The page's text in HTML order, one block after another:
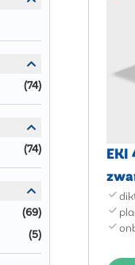
(74)
(74)
(69)
(5)
EKI